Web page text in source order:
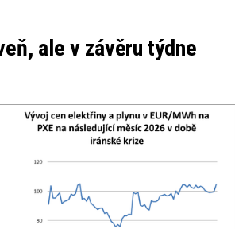
ale v závěru týdne